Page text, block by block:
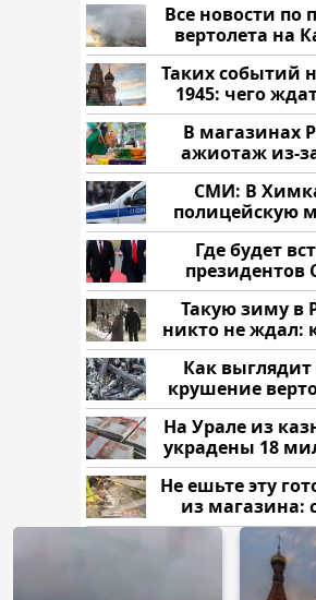
Все новости по
вертолета на
читать
Таких событий
1945: чего
нам?
В магазинах
ажиотаж из-
продукта: что
СМИ: В
полицейскую
напали и
Где будет
президентов
России:
Такую зиму в
никто не ждал:
Как выглядит
крушение
Кавказе:
На Урале из
украдены 18
рублей
Не ешьте эту
из магазина: